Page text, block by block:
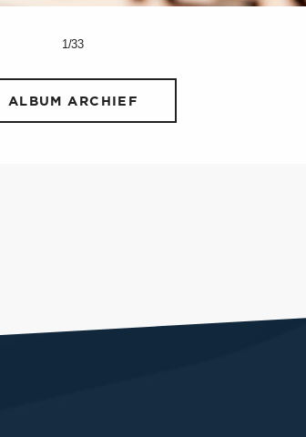
1/33
ALBUM ARCHIEF